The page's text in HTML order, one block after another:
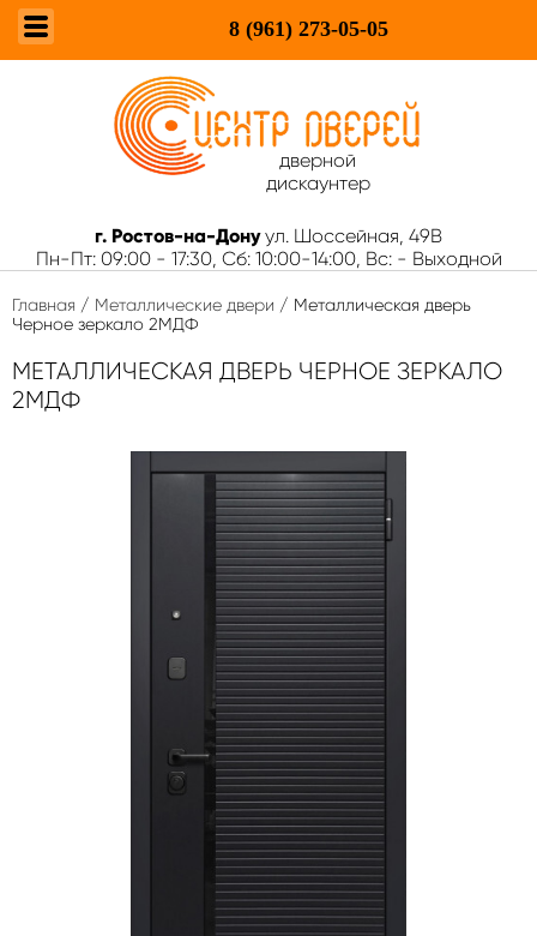
8 (961) 273-05-05
дверной
дискаунтер
г. Ростов-на-Дону ул. Шоссейная, 49В
Пн-Пт: 09:00 - 17:30, Сб: 10:00-14:00, Вс: - Выходной
Главная / Металлические двери / Металлическая дверь
Черное зеркало 2МДФ
МЕТАЛЛИЧЕСКАЯ ДВЕРЬ ЧЕРНОЕ ЗЕРКАЛО
2МДФ